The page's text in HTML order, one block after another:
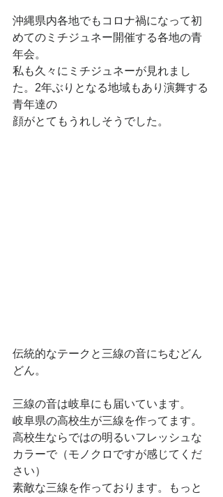
沖縄県内各地でもコロナ禍になって初
めてのミチジュネー開催する各地の青
年会。
私も久々にミチジュネーが見れまし
た。2年ぶりとなる地域もあり演舞する
青年達の
顔がとてもうれしそうでした。
伝統的なテークと三線の音にちむどん
どん。
三線の音は岐阜にも届いています。
岐阜県の高校生が三線を作ってます。
高校生ならではの明るいフレッシュな
カラーで（モノクロですが感じてくだ
さい）
素敵な三線を作っております。もっと